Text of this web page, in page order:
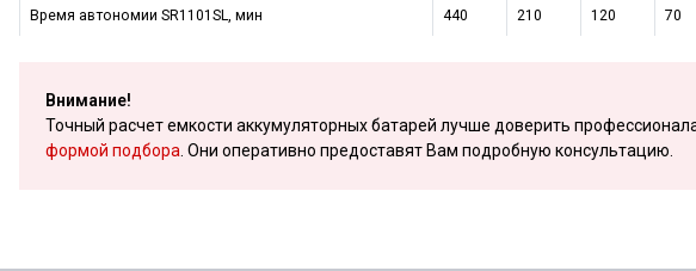
Время автономии SR1101SL, мин 440 210 120 70
Внимание!
Точный расчет емкости аккумуляторных батарей лучше доверить
формой подбора. Они оперативно предоставят Вам подробную консультацию.